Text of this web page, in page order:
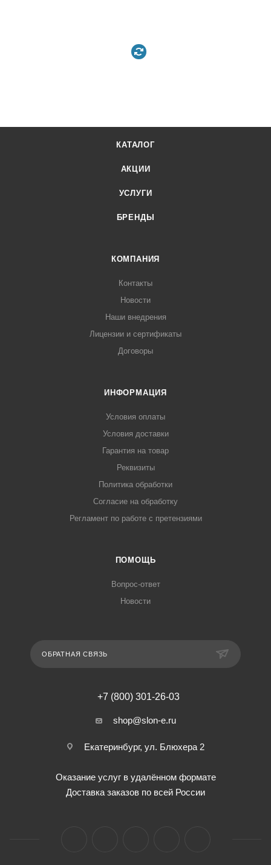
КАТАЛОГ
АКЦИИ
УСЛУГИ
БРЕНДЫ
КОМПАНИЯ
Контакты
Новости
Наши внедрения
Лицензии и сертификаты
Договоры
ИНФОРМАЦИЯ
Условия оплаты
Условия доставки
Гарантия на товар
Реквизиты
Политика обработки
Согласие на обработку
Регламент по работе с претензиями
ПОМОЩЬ
Вопрос-ответ
Новости
ОБРАТНАЯ СВЯЗЬ
+7 (800) 301-26-03
shop@slon-e.ru
Екатеринбург, ул. Блюхера 2
Оказание услуг в удалённом формате
Доставка заказов по всей России